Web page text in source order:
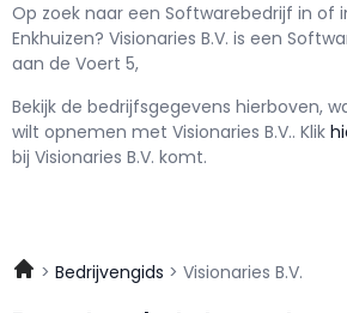
Op zoek naar een Softwarebedrijf in of
Enkhuizen? Visionaries B.V. is een
aan de Voert 5,
Bekijk de bedrijfsgegevens hierboven,
wilt opnemen met Visionaries B.V.. Klik
bij Visionaries B.V. komt.
Bedrijvengids Visionaries B.V.